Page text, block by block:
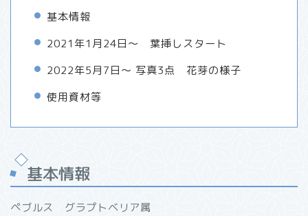
基本情報
2021年1月24日～ 葉挿しスタート
2022年5月7日～ 写真3点 花芽の様子
使用資材等
基本情報
ペブルス グラプトベリア属